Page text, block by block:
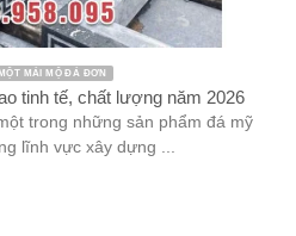
MÁI MỘ ĐÁ ĐƠN
tinh tế, chất lượng năm 2026
trong những sản phẩm đá mỹ
lĩnh vực xây dựng ...